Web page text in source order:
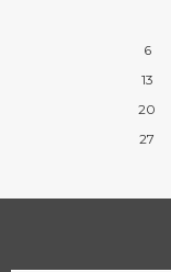
6
13
20
27